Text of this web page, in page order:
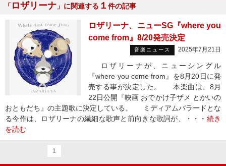
「 ロザリーナ 」に関連する １ 件の記事
ロザリーナ、ニューSG『where you
come from』8/20発売決定
音楽ニュース 2025年7月21日
ロザリーナが、ニューシングル
『where you come from』を8月20日に発
売する事が決定した。 本楽曲は、8月
22日公開『映画 おでかけ子ザメ とかいの
おともだち』の主題歌に決定している。 ミディアムバラードとな
る今作は、ロザリーナの繊細な歌声と前向きな歌詞が、・・・ 続き
を読む
1